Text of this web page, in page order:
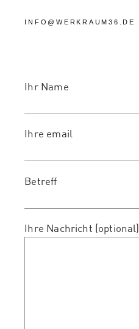
INFO@WERKRAUM36.DE
Ihr Name
Ihre email
Betreff
Ihre Nachricht (optional)